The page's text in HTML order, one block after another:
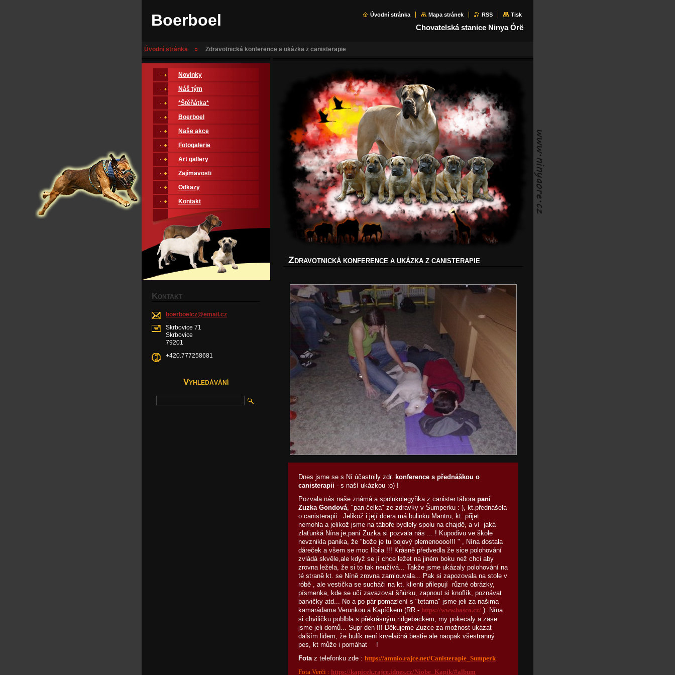
Boerboel Úvodní stránka Mapa stránek RSS Tisk
Chovatelská stanice Ninya Órë
Úvodní stránka Zdravotnická konference a ukázka z canisterapie
Z DRAVOTNICKÁ KONFERENCE A UKÁZKA Z CANISTERAPIE
Dnes jsme se s Ní účastnily zdr. konference s přednáškou o
canisterapii - s naší ukázkou :o) !
Pozvala nás naše známá a spolukolegyňka z canister.tábora paní
Zuzka Gondová, "pan-čelka" ze zdravky v Šumperku :-), kt.přednášela
o canisterapii . Jelikož i její dcera má bulinku Mantru, kt. přijet
nemohla a jelikož jsme na táboře bydlely spolu na chajdě, a ví jaká
zlaťunká Nína je,paní Zuzka si pozvala nás ... ! Kupodivu ve škole
nevznikla panika, že "bože je tu bojový plemenoooo!!! " , Nína dostala
dáreček a všem se moc líbila !!! Krásně předvedla že sice polohování
zvládá skvěle,ale když se jí chce ležet na jiném boku než chci aby
zrovna ležela, že si to tak neužívá... Takže jsme ukázaly polohování na
té straně kt. se Níně zrovna zamlouvala... Pak si zapozovala na stole v
róbě , ale vestička se sucháči na kt. klienti přilepují různé obrázky,
písmenka, kde se učí zavazovat šňůrku, zapnout si knoflík, poznávat
barvičky atd... No a po pár pomazlení s "tetama" jsme jeli za našima
kamarádama Verunkou a Kapíčkem (RR - https://www.basco.cz/ ). Nína
si chviličku poblbla s překrásným ridgebackem, my pokecaly a zase
jsme jeli domů... Supr den !!! Děkujeme Zuzce za možnost ukázat
dalším lidem, že bulík není krvelačná bestie ale naopak všestranný
pes, kt může i pomáhat
!
Fota z telefonku zde : https://amnio.rajce.net/Canisterapie_Sumperk
Fota Verči : https://kapicek.rajce.idnes.cz/Niobe_Kapik/#album
Novinky
Náš tým
*Štěňátka*
Boerboel
Naše akce
Fotogalerie
Art gallery
Zajímavosti
Odkazy
Kontakt
KONTAKT
boerboel cz@email .cz
Skrbovice 71
Skrbovice
79201
+420.777258681
VYHLEDÁVÁNÍ